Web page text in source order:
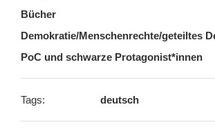
Bücher
Demokratie/Menschenrechte/geteiltes
PoC und schwarze Protagonist*innen
Tags: deutsch